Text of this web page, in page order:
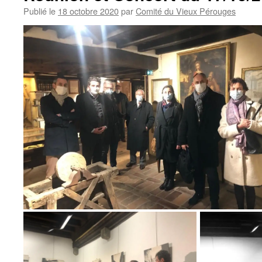
Publié le 18 octobre 2020parComité du Vieux Pérouges